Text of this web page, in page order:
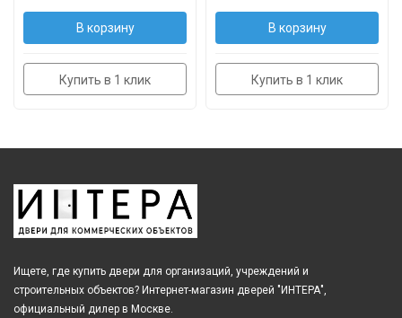
В корзину
Купить в 1 клик
В корзину
Купить в 1 клик
Ищете, где купить двери для организаций, учреждений и
строительных объектов? Интернет-магазин дверей "ИНТЕРА",
официальный дилер в Москве.